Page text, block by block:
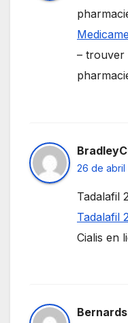
– trouver
26 de abril
Tadalafil
Tadalafil
Cialis en